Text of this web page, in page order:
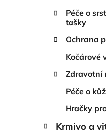
Péče o
tašky
Ochrana
Kočárové
Zdravotní
Péče o
Hračky
Krmivo a